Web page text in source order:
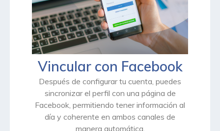
Vincular con Facebook
Después de configurar tu cuenta, puedes
sincronizar el perfil con una página de
Facebook, permitiendo tener información al
día y coherente en ambos canales de
manera automática.